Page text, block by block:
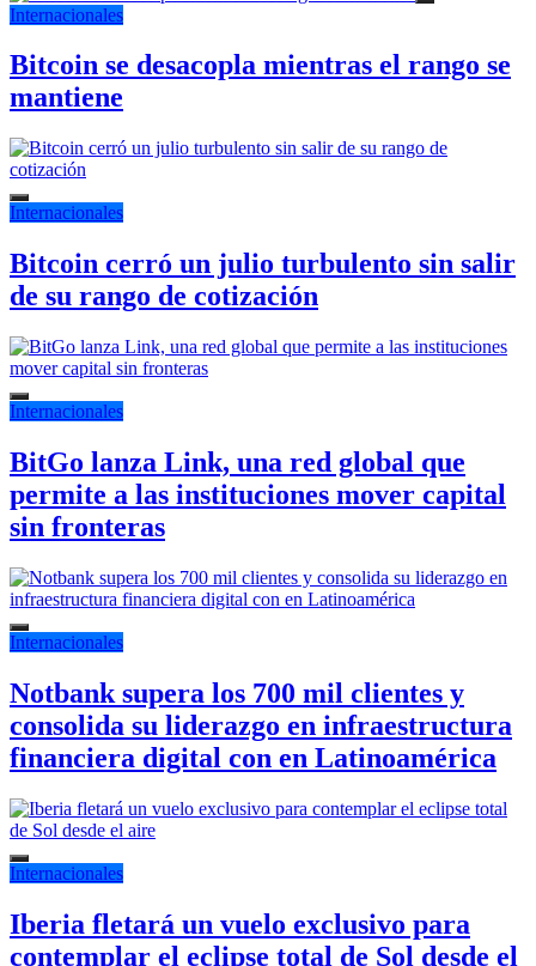
Internacionales
Bitcoin se desacopla mientras el rango se
mantiene
Internacionales
Bitcoin cerró un julio turbulento sin salir
de su rango de cotización
Internacionales
BitGo lanza Link, una red global que
permite a las instituciones mover capital
sin fronteras
Internacionales
Notbank supera los 700 mil clientes y
consolida su liderazgo en infraestructura
financiera digital con en Latinoamérica
Internacionales
Iberia fletará un vuelo exclusivo para
contemplar el eclipse total de Sol desde el